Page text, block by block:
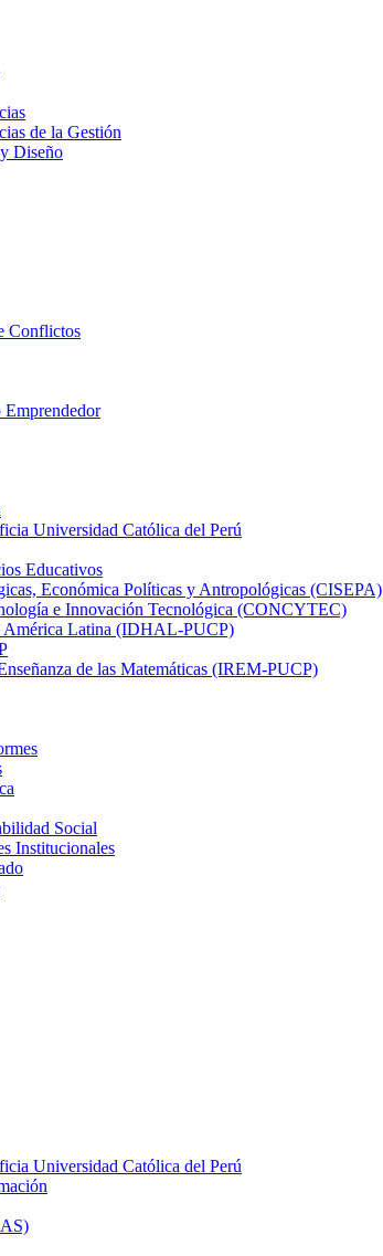
de la Gestión
Diseño
Conflictos
Universidad Católica del Perú
Educativos
Económica Políticas y Antropológicas (CISEPA)
e Innovación Tecnológica (CONCYTEC)
América Latina (IDHAL-PUCP)
de las Matemáticas (IREM-PUCP)
Social
Institucionales
Universidad Católica del Perú